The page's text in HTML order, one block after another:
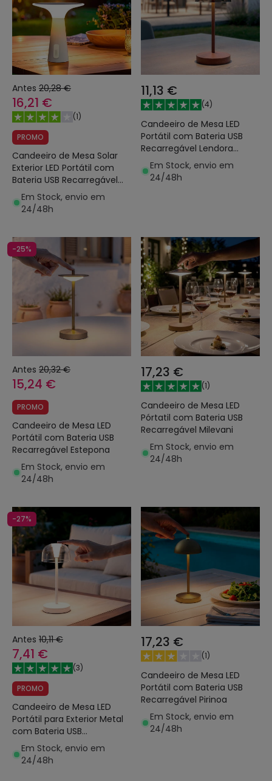
Antes 20,28 €
16,21 €
(1)
PROMO
Candeeiro de Mesa Solar
Exterior LED Portátil com
Bateria USB Recarregável
Soucha
Em Stock, envio em
24/48h
11,13 €
(4)
Candeeiro de Mesa LED
Portátil com Bateria USB
Recarregável Lendora
Smoke
Em Stock, envio em
24/48h
-25%
Antes 20,32 €
15,24 €
PROMO
Candeeiro de Mesa LED
Portátil com Bateria USB
Recarregável Estepona
Em Stock, envio em
24/48h
17,23 €
(1)
Candeeiro de Mesa LED
Pórtatil com Bateria USB
Recarregável Milevani
Em Stock, envio em
24/48h
-27%
Antes 10,11 €
7,41 €
(3)
PROMO
Candeeiro de Mesa LED
Portátil para Exterior Metal
com Bateria USB
Recarregável Lendora
Em Stock, envio em
24/48h
17,23 €
(1)
Candeeiro de Mesa LED
Portátil com Bateria USB
Recarregável Pirinoa
Em Stock, envio em
24/48h